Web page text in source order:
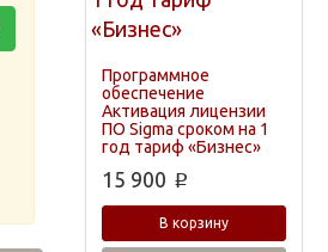
Программное
обеспечение
Активация лицензии
ПО Sigma сроком на 1
год тариф «Бизнес»
15 900 p
В корзину